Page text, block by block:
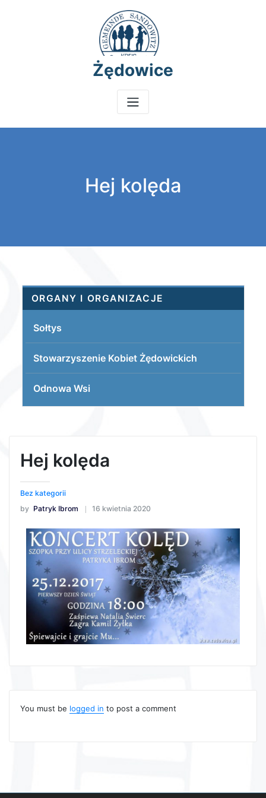
Żędowice
Hej kolęda
ORGANY I ORGANIZACJE
Sołtys
Stowarzyszenie Kobiet Żędowickich
Odnowa Wsi
Hej kolęda
Bez kategorii
by Patryk Ibrom 16 kwietnia 2020
You must be logged in to post a comment